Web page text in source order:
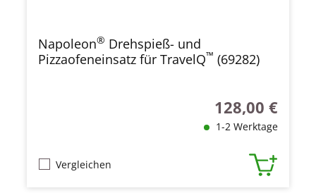
Napoleon® Drehspieß- und
Pizzaofeneinsatz für TravelQ™ (69282)
Regulärer Preis:
128,00 €
1-2 Werktage
Vergleichen